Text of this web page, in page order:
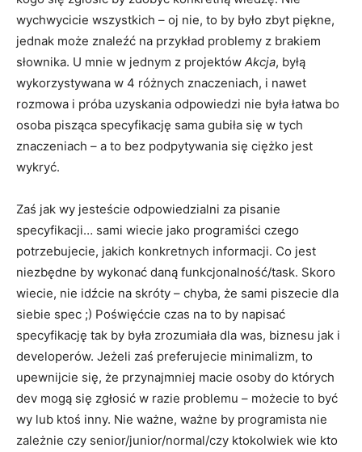
wychwycicie wszystkich – oj nie, to by było zbyt piękne,
jednak może znaleźć na przykład problemy z brakiem
słownika. U mnie w jednym z projektów Akcja, byłą
wykorzystywana w 4 różnych znaczeniach, i nawet
rozmowa i próba uzyskania odpowiedzi nie była łatwa bo
osoba pisząca specyfikację sama gubiła się w tych
znaczeniach – a to bez podpytywania się ciężko jest
wykryć.
Zaś jak wy jesteście odpowiedzialni za pisanie
specyfikacji… sami wiecie jako programiści czego
potrzebujecie, jakich konkretnych informacji. Co jest
niezbędne by wykonać daną funkcjonalność/task. Skoro
wiecie, nie idźcie na skróty – chyba, że sami piszecie dla
siebie spec ;) Poświęćcie czas na to by napisać
specyfikację tak by była zrozumiała dla was, biznesu jak i
developerów. Jeżeli zaś preferujecie minimalizm, to
upewnijcie się, że przynajmniej macie osoby do których
dev mogą się zgłosić w razie problemu – możecie to być
wy lub ktoś inny. Nie ważne, ważne by programista nie
zależnie czy senior/junior/normal/czy ktokolwiek wie kto